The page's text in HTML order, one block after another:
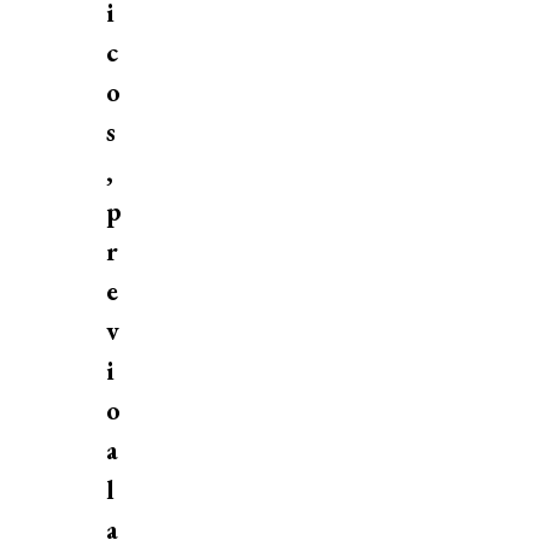
i
c
o
s
,
p
r
e
v
i
o
a
l
a